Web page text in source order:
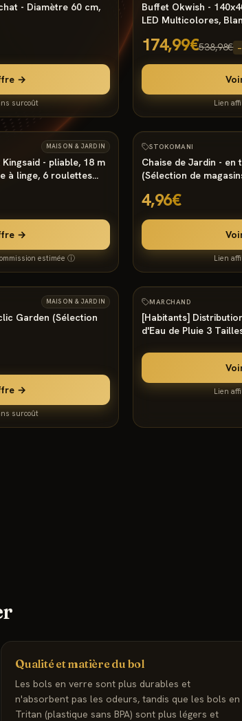
- Diamètre 60 cm,
→
surcoût
Buffet Okwish -
LED Multicolores,
174,99€538,98€ −
Lien
9
MAISON & JARDIN
- pliable, 18 m
à linge, 6 roulettes
→
estimée ⓘ
1240°
STOKOMANI
Chaise de Jardin -
(Sélection de
4,96€
Lien
10
MAISON & JARDIN
Garden (Sélection
→
surcoût
983°
MARCHAND
[Habitants]
d'Eau de Pluie 3
Lien
Qualité et matière du bol
Les bols en verre sont plus durables et
n'absorbent pas les odeurs, tandis que les bols en
Tritan (plastique sans BPA) sont plus légers et